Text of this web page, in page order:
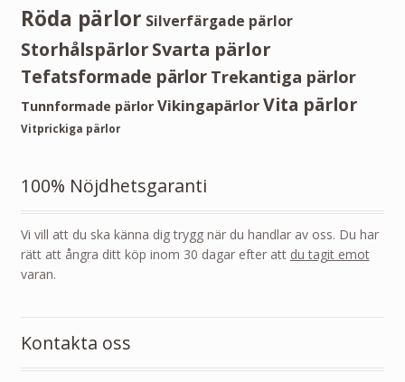
Röda pärlor Silverfärgade pärlor
StorhålspärlorSvarta pärlor
Tefatsformade pärlor Trekantiga pärlor
Tunnformade pärlor VikingapärlorVita pärlor
Vitprickiga pärlor
100% Nöjdhetsgaranti
Vi vill att du ska känna dig trygg när du handlar av oss. Du har
rätt att ångra ditt köp inom 30 dagar efter att du tagit emot
varan.
Kontakta oss